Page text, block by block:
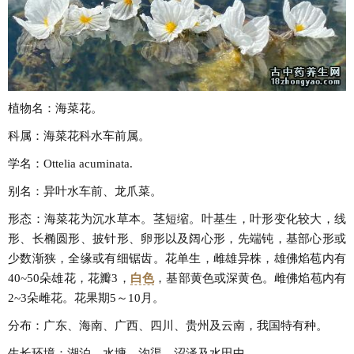
植物名：海菜花。
科属：海菜花科水车前属。
学名：Ottelia acuminata.
别名：异叶水车前、龙爪菜。
形态：海菜花为沉水草本。茎短缩。叶基生，叶形变化较大，线
形、长椭圆形、披针形、卵形以及阔心形，先端钝，基部心形或
少数渐狭，全缘或有细锯齿。花单生，雌雄异株，雄佛焰苞内有
40~50朵雄花，花瓣3， 白色，基部黄色或深黄色。雌佛焰苞内有
2~3朵雌花。花果期5～10月。
分布：广东、海南、广西、四川、贵州及云南，我国特有种。